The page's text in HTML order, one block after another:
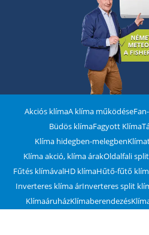
Akciós klímaA klíma működése
Büdös klímaFagyott Klíma
Klíma hidegben-melegben
Klíma akció, klíma árakOldalfali
Fűtés klímávalHD klímaHűtő-fűtő
Inverteres klíma árInverteres split
KlímaáruházKlímaberendezés